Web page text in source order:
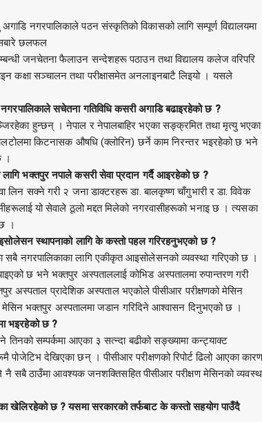
नगरपालिकाले पठन संस्कृतिको विकासको लागि सम्पूर्ण विद्यालयमा
छलफल
जनचेतना फैलाउन सन्देशहरू पठाउन तथा विद्यालय कलेज वरिपरि
कक्षा सञ्चालन तथा परीक्षासमेत अनलाइनबाटै लिइयो । यसले
सचेतना गतिविधि कसरी अगाडि बढाइरहेको छ ?
हुन्छन् । नेपाल र नेपालबाहिर भएका सङ्क्रमित तथा मृत्यु भएका
किटनासक औषधि (क्लोरिन) छर्ने काम निरन्तर भइरहेको छ भने
।
भक्तपुर नपाले कसरी सेवा प्रदान गर्दै आइरहेको छ ?
सक्ने गरी २ जना डाक्टरहरू डा. बालकृष्ण चाँगुभारी र डा. विवेक
यो सेवाले ठूलो मद्दत मिलेको नगरवासीहरूको भनाइ छ । त्यसका
।
स्थापनाको लागि के कस्तो पहल गरिरहनुभएको छ ?
नगरपालिकाका लागि एकीकृत आइसोलेसनको व्यवस्था गरिएको छ ।
छ भने भक्तपुर अस्पताललाई कोभिड अस्पतालमा रुपान्तरण गरी
अस्पताल प्रादेशिक अस्पताल भएकोले पीसीआर परीक्षणको मेसिन
भक्तपुर अस्पतालमा जडान गरिदिने आश्वासन दिनुभएको छ ।
भइरहेको छ ?
सम्पर्कमा आएका ३ सत्न्दा बढीको सङ्ख्यामा कन्ट्याक्ट
देखिएका छन् । पीसीआर परीक्षणको रिपोर्ट ढिलो आएका
ठाउँमा आवश्यक जनशक्तिसहित पीसीआर परीक्षण मेसिनको
खेलिरहेको छ ? यसमा सरकारको तर्फबाट के कस्तो सहयोग पाउँदै